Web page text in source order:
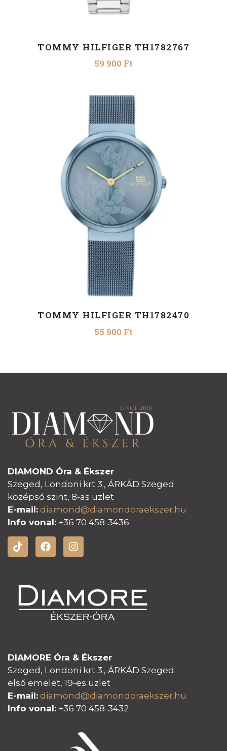
TOMMY HILFIGER TH1782767
59 900 Ft
TOMMY HILFIGER TH1782470
55 900 Ft
DIAMOND Óra & Ékszer
Szeged, Londoni krt 3., ÁRKÁD Szeged
középső szint, 8-as üzlet
E-mail: diamond@diamondoraekszer.hu
Info vonal: +36 70 458-3436
DIAMORE Óra & Ékszer
Szeged, Londoni krt 3., ÁRKÁD Szeged
első emelet, 19-es üzlet
E-mail: diamond@diamondoraekszer.hu
Info vonal: +36 70 458-3432